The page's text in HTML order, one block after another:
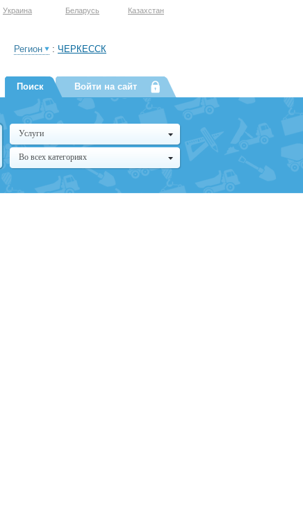
Украина Беларусь Казахстан
Регион : ЧЕРКЕССК
Поиск Войти на сайт
Услуги
Во всех категориях